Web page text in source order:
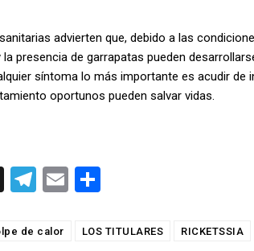
advierten que, debido a las
presencia de garrapatas pueden
síntoma lo más importante es acudir de
oportunos pueden salvar vidas.
X
T
e
E
ail m
de calor LOS TITULARES RICKETSSIA